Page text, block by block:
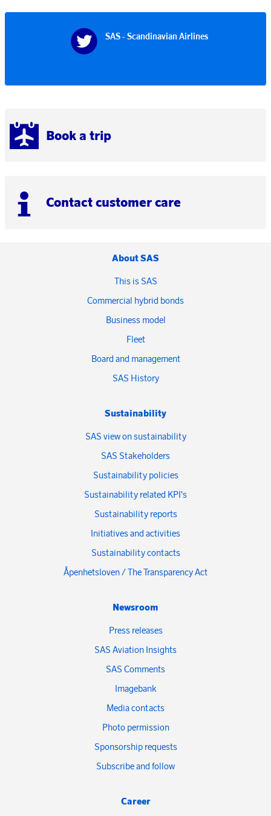
Book a trip
Contact customer care
SAS - Scandinavian Airlines
About SAS
This is SAS
Commercial hybrid bonds
Business model
Fleet
Board and management
SAS History
Sustainability
SAS view on sustainability
SAS Stakeholders
Sustainability policies
Sustainability related KPI's
Sustainability reports
Initiatives and activities
Sustainability contacts
Åpenhetsloven / The Transparency Act
Newsroom
Press releases
SAS Aviation Insights
SAS Comments
Imagebank
Media contacts
Photo permission
Sponsorship requests
Subscribe and follow
Career